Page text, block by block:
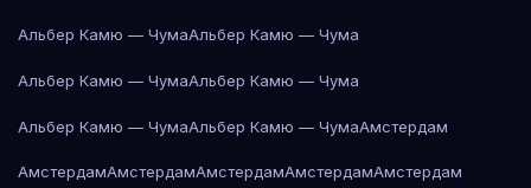
Альбер Камю — ЧумаАльбер Камю — Чума
Альбер Камю — ЧумаАльбер Камю — Чума
Альбер Камю — ЧумаАльбер Камю — ЧумаАмстердам
АмстердамАмстердамАмстердамАмстердамАмстердам